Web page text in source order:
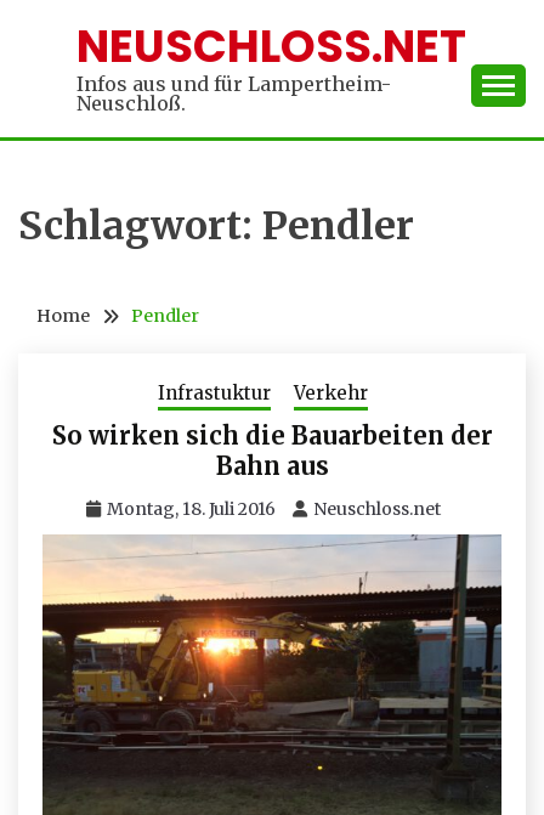
NEUSCHLOSS.NET
Infos aus und für Lampertheim-
Neuschloß.
Schlagwort: Pendler
Home Pendler
Infrastuktur Verkehr
So wirken sich die Bauarbeiten der
Bahn aus
Montag, 18. Juli 2016 Neuschloss.net